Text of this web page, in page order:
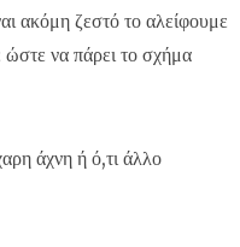
ακόμη ζεστό το αλείφουμε
ώστε να πάρει το σχήμα
άχνη ή ό,τι άλλο